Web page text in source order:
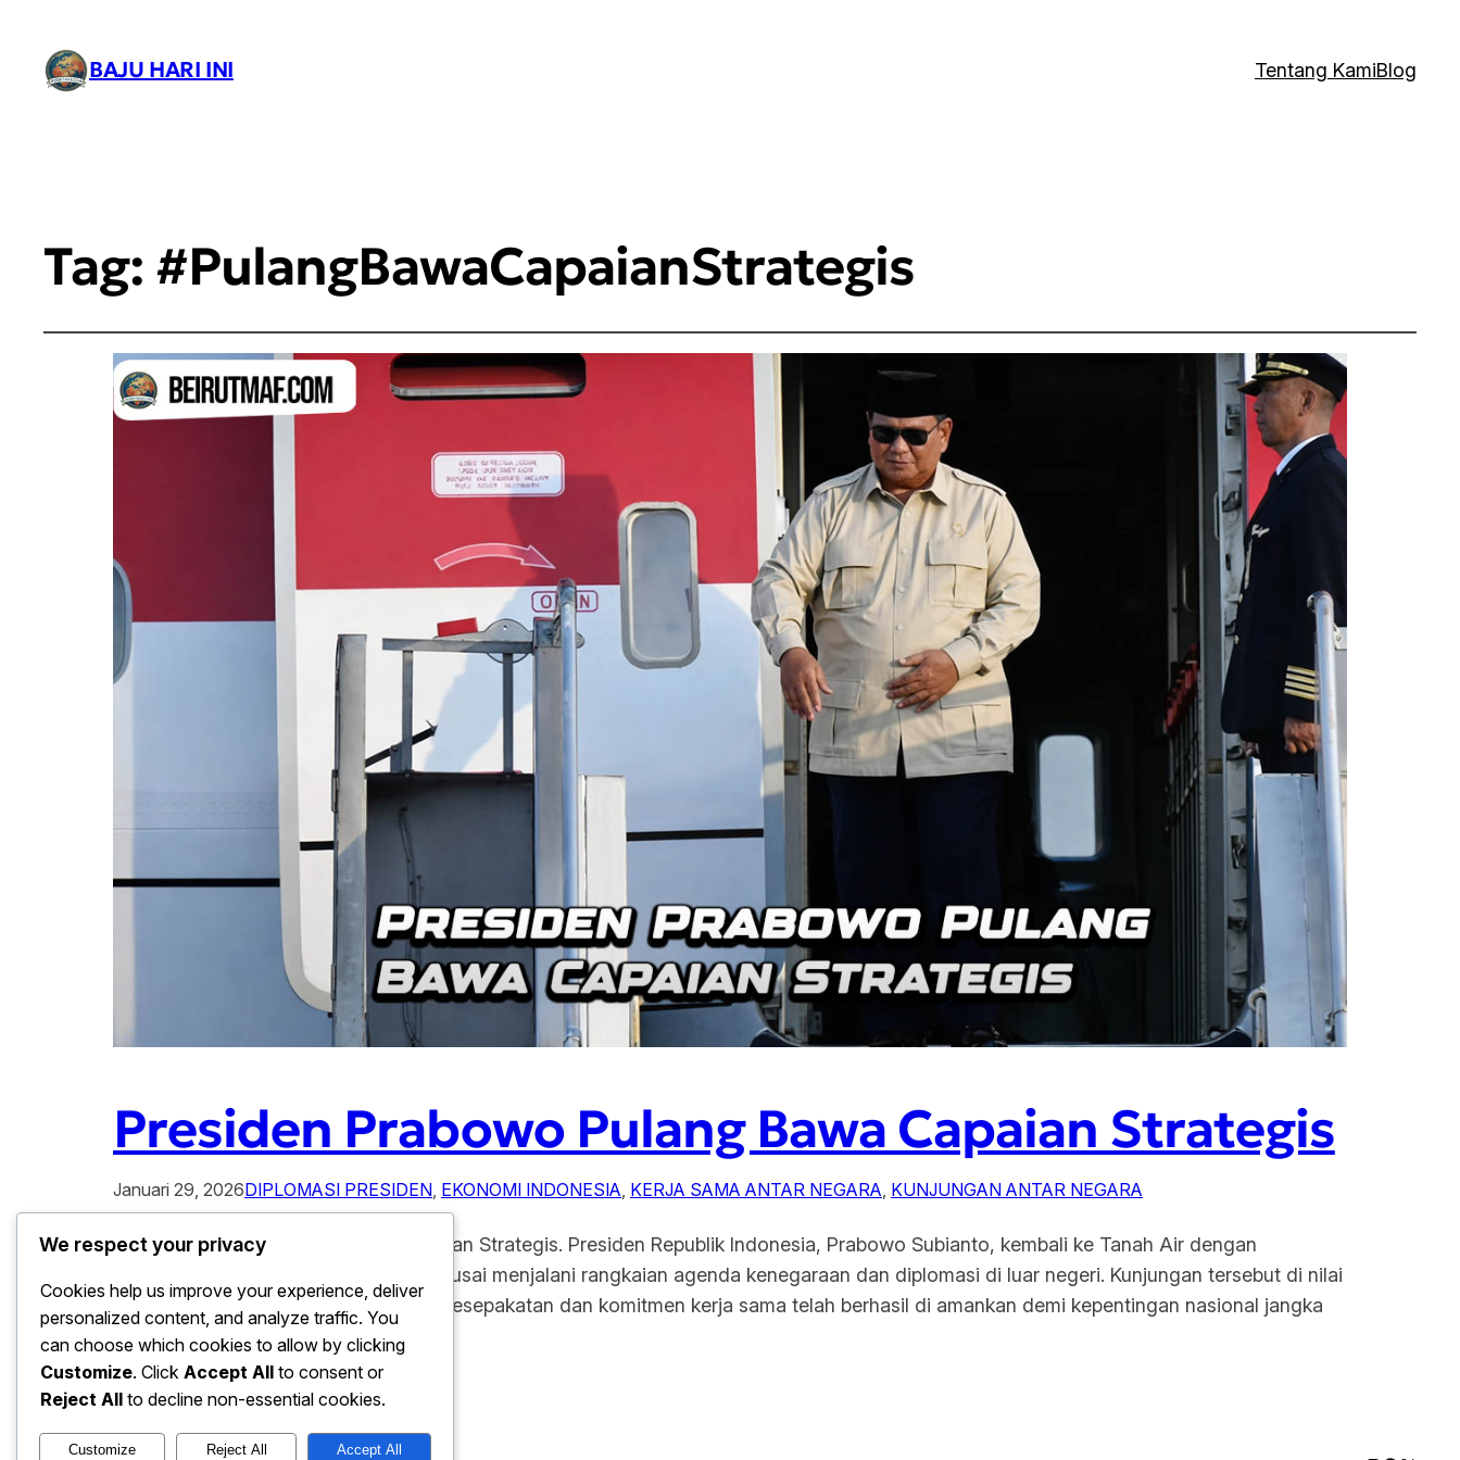
BAJU HARI INI Tentang KamiBlog
Tag: #PulangBawaCapaianStrategis
Presiden Prabowo Pulang Bawa Capaian Strategis
Januari 29, 2026DIPLOMASI PRESIDEN, EKONOMI INDONESIA, KERJA SAMA ANTAR NEGARA, KUNJUNGAN ANTAR NEGARA
Presiden Prabowo Pulang Bawa Capaian Strategis. Presiden Republik Indonesia, Prabowo Subianto, kembali ke Tanah Air dengan
membawa sejumlah capaian strategis usai menjalani rangkaian agenda kenegaraan dan diplomasi di luar negeri. Kunjungan tersebut di nilai
memiliki arti penting karena berbagai kesepakatan dan komitmen kerja sama telah berhasil di amankan demi kepentingan nasional jangka
panjang. Melalui pendekatan…
We respect your privacy
Cookies help us improve your experience, deliver
personalized content, and analyze traffic. You
can choose which cookies to allow by clicking
Customize. Click Accept All to consent or
Reject All to decline non-essential cookies.
Customize Reject All Accept All